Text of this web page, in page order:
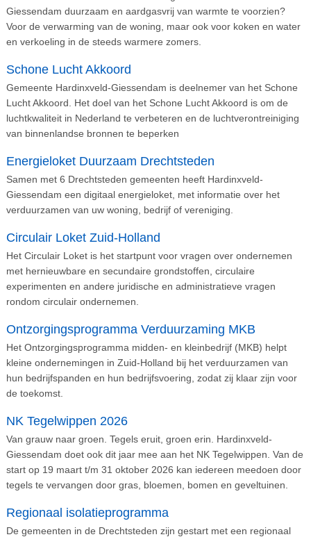
Giessendam duurzaam en aardgasvrij van warmte te voorzien?
Voor de verwarming van de woning, maar ook voor koken en water
en verkoeling in de steeds warmere zomers.
Schone Lucht Akkoord
Gemeente Hardinxveld-Giessendam is deelnemer van het Schone
Lucht Akkoord. Het doel van het Schone Lucht Akkoord is om de
luchtkwaliteit in Nederland te verbeteren en de luchtverontreiniging
van binnenlandse bronnen te beperken
Energieloket Duurzaam Drechtsteden
Samen met 6 Drechtsteden gemeenten heeft Hardinxveld-
Giessendam een digitaal energieloket, met informatie over het
verduurzamen van uw woning, bedrijf of vereniging.
Circulair Loket Zuid-Holland
Het Circulair Loket is het startpunt voor vragen over ondernemen
met hernieuwbare en secundaire grondstoffen, circulaire
experimenten en andere juridische en administratieve vragen
rondom circulair ondernemen.
Ontzorgingsprogramma Verduurzaming MKB
Het Ontzorgingsprogramma midden- en kleinbedrijf (MKB) helpt
kleine ondernemingen in Zuid-Holland bij het verduurzamen van
hun bedrijfspanden en hun bedrijfsvoering, zodat zij klaar zijn voor
de toekomst.
NK Tegelwippen 2026
Van grauw naar groen. Tegels eruit, groen erin. Hardinxveld-
Giessendam doet ook dit jaar mee aan het NK Tegelwippen. Van de
start op 19 maart t/m 31 oktober 2026 kan iedereen meedoen door
tegels te vervangen door gras, bloemen, bomen en geveltuinen.
Regionaal isolatieprogramma
De gemeenten in de Drechtsteden zijn gestart met een regionaal